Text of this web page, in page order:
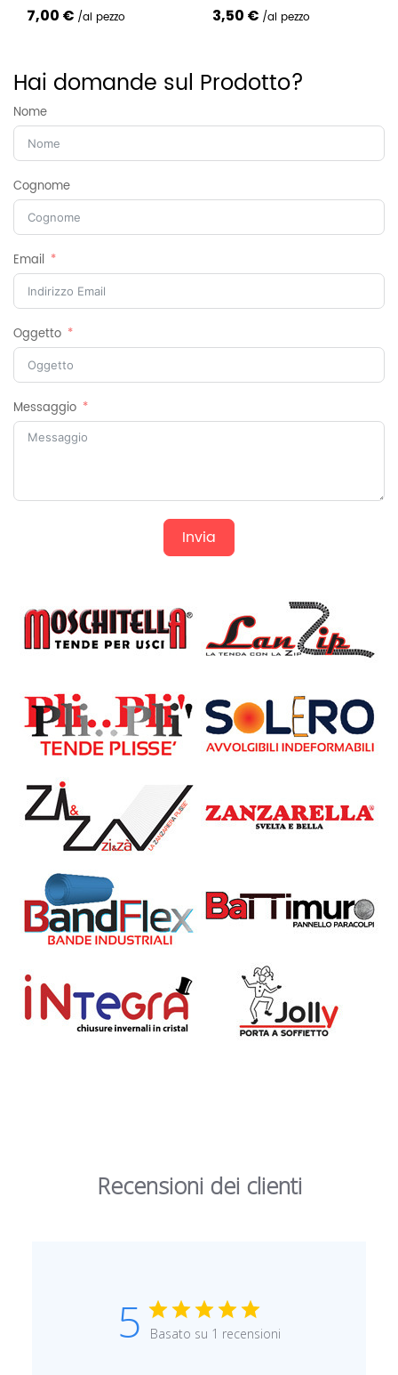
3,50€ al pezzo 1,50 € al pezzo
Hai domande sul Prodotto?
Nome
Cognome
Email
Oggetto
Messaggio
Invia
Recensioni dei clienti
5 Basato su 1 recensioni